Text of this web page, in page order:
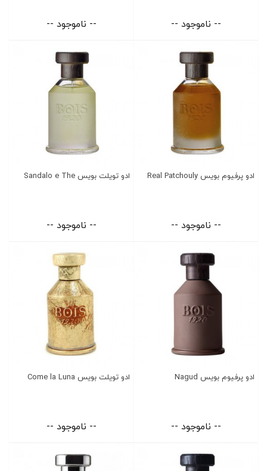
-- ناموجود -- -- ناموجود --
ادو پرفیوم بویس Real Patchouly
-- ناموجود --
ادو تویلت بویس Sandalo e The
-- ناموجود --
ادو پرفیوم بویس Nagud
-- ناموجود --
ادو تویلت بویس Come la Luna
-- ناموجود --